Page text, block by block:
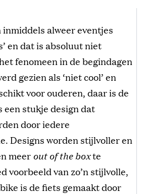
alweer eventjes
en dat is absoluut niet
fenomeen in de begindagen
gezien als ‘niet cool’ en
voor ouderen, daar is de
een stukje design dat
door iedere
Designs worden stijlvoller en
meerout of the boxte
voorbeeld van zo’n stijlvolle,
is de fiets gemaakt door